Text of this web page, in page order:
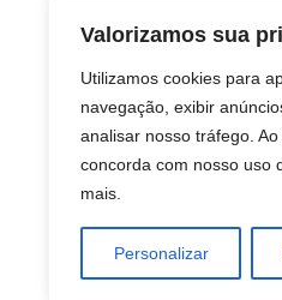
Valorizamos sua
Utilizamos cookies para
navegação, exibir
analisar nosso tráfego.
concorda com nosso uso
mais.
Personalizar